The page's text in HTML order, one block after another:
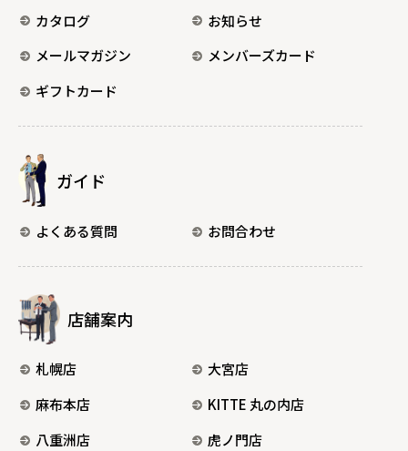
カタログ
お知らせ
メールマガジン
メンバーズカード
ギフトカード
ガイド
よくある質問 お問合わせ
店舗案内
札幌店
大宮店
麻布本店
KITTE 丸の内店
八重洲店
虎ノ門店